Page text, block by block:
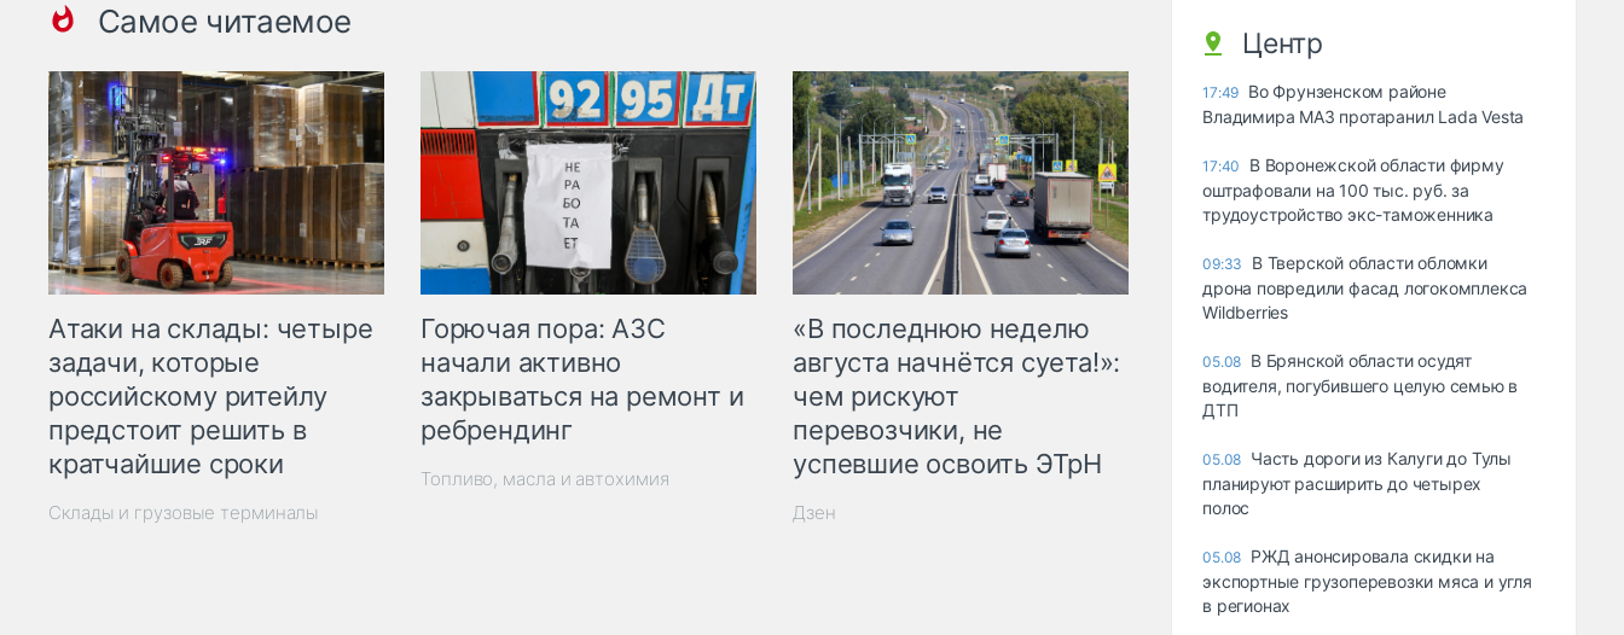
Самое читаемое
Атаки на склады: четыре
задачи, которые
российскому ритейлу
предстоит решить в
кратчайшие сроки
Склады и грузовые терминалы
Горючая пора: АЗС
начали активно
закрываться на ремонт и
ребрендинг
Топливо, масла и автохимия
«В последнюю неделю
августа начнётся суета!»:
чем рискуют
перевозчики, не
успевшие освоить ЭТрН
Дзен
Центр
17:49 Во Фрунзенском районе
Владимира МАЗ протаранил Lada Vesta
17:40
В Воронежской области фирму
оштрафовали на 100 тыс. руб. за
трудоустройство экс-таможенника
09:33
В Тверской области обломки
дрона повредили фасад логокомплекса
Wildberries
05.08 В Брянской области осудят
водителя, погубившего целую семью в
ДТП
05.08 Часть дороги из Калуги до Тулы
планируют расширить до четырех
полос
05.08 РЖД анонсировала скидки на
экспортные грузоперевозки мяса и угля
в регионах